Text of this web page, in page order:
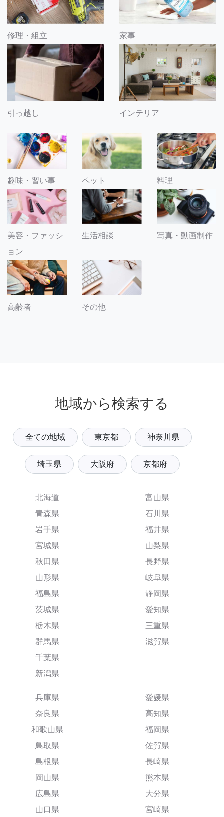
修理・組立 家事
引っ越し インテリア
趣味・習い事 ペット 料理
美容・ファッシ
ョン
生活相談 写真・動画制作
高齢者 その他
地域から検索する
全ての地域 東京都 神奈川県
埼玉県 大阪府 京都府
北海道
青森県
岩手県
宮城県
秋田県
山形県
福島県
茨城県
栃木県
群馬県
千葉県
新潟県
富山県
石川県
福井県
山梨県
長野県
岐阜県
静岡県
愛知県
三重県
滋賀県
兵庫県
奈良県
和歌山県
鳥取県
島根県
岡山県
広島県
山口県
愛媛県
高知県
福岡県
佐賀県
長崎県
熊本県
大分県
宮崎県